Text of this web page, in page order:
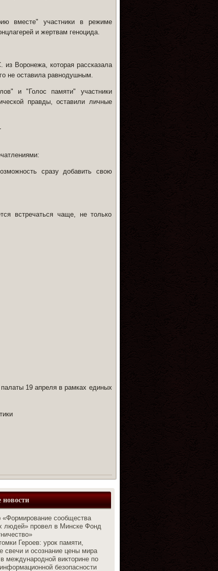
вместе" участники в режиме
и жертвам геноцида.
Воронежа, которая рассказала
не оставила равнодушным.
и "Голос памяти" участники
правды, оставили личные
сразу добавить свою
встречаться чаще, не только
19 апреля в рамках единых
новости
«Формирование сообщества
людей» провел в Минске Фонд
Героев: урок памяти,
свечи и осознание цены мира
международной викторине по
безопасности